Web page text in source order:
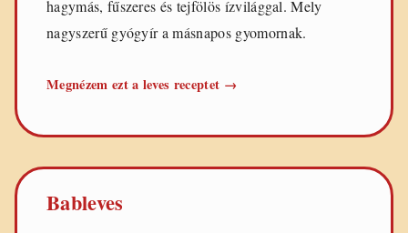
hagymás, fűszeres és tejfölös ízvilággal. Mely
nagyszerű gyógyír a másnapos gyomornak.
Megnézem ezt a leves receptet Korhelyleves
→
Bableves